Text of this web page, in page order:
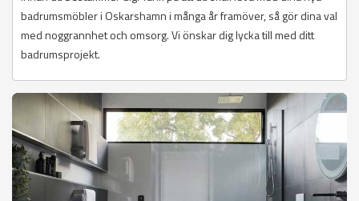
badrumsmöbler i Oskarshamn i många år framöver, så gör dina val
med noggrannhet och omsorg. Vi önskar dig lycka till med ditt
badrumsprojekt.